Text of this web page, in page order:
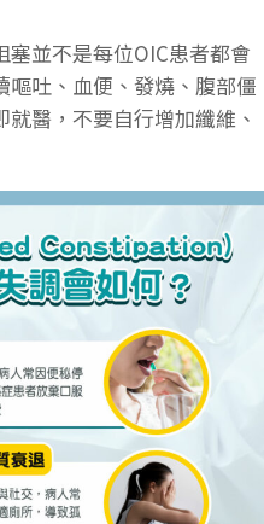
並不是每位OIC患者都會
吐、血便、發燒、腹部僵
醫，不要自行增加纖維、